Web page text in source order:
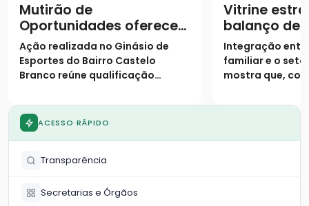
Mutirão de
Oportunidades oferece
11 cursos gratuitos e
serviços sociais
Ação realizada no Ginásio de
Esportes do Bairro Castelo
Branco reúne qualificação
essenciais para a comunidade
das 9h às 18h
Vitrine
balanço de
converteu
Parque
Integração
familiar e o
mostra que,
não tem limites
ACESSO RÁPIDO
Transparência
Secretarias e Órgãos